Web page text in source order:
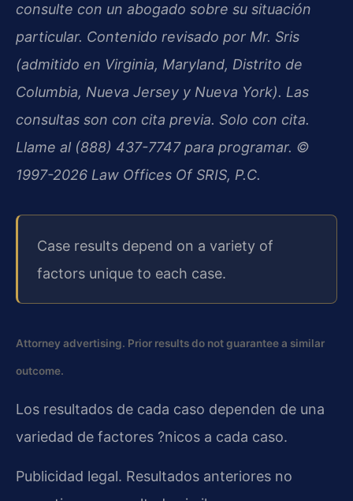
consulte con un abogado sobre su situación
particular. Contenido revisado por Mr. Sris
(admitido en Virginia, Maryland, Distrito de
Columbia, Nueva Jersey y Nueva York). Las
consultas son con cita previa. Solo con cita.
Llame al (888) 437-7747 para programar. ©
1997-2026 Law Offices Of SRIS, P.C.
Case results depend on a variety of
factors unique to each case.
Attorney advertising. Prior results do not guarantee a similar
outcome.
Los resultados de cada caso dependen de una
variedad de factores ?nicos a cada caso.
Publicidad legal. Resultados anteriores no